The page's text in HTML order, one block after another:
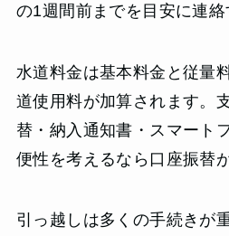
の1週間前までを目安に連絡
水道料金は基本料金と従量
道使用料が加算されます。
替・納入通知書・スマート
便性を考えるなら口座振替
引っ越しは多くの手続きが